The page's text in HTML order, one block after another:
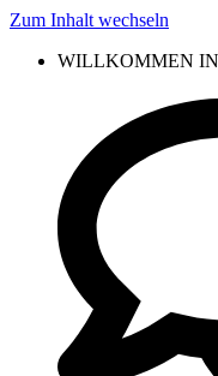
Zum Inhalt wechseln
WILLKOMMEN